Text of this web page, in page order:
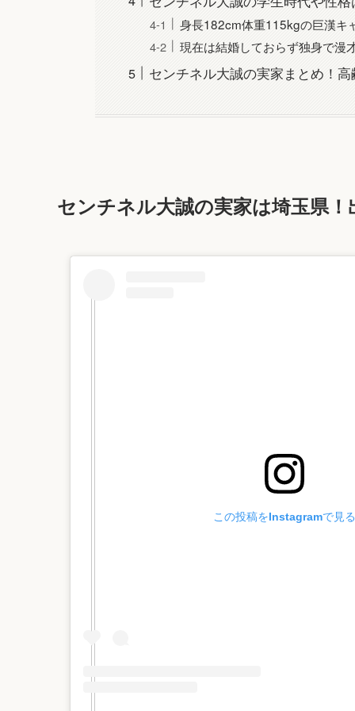
身長182cm体重115kgの巨漢キ
現在は結婚しておらず独身で漫
センチネル大誠の実家まとめ！
センチネル大誠の実家は埼玉県
この投稿をInstagramで見る